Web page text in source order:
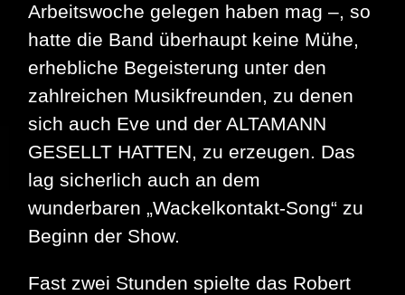
Arbeitswoche gelegen haben mag –, so
hatte die Band überhaupt keine Mühe,
erhebliche Begeisterung unter den
zahlreichen Musikfreunden, zu denen
sich auch Eve und der ALTAMANN
GESELLT HATTEN, zu erzeugen. Das
lag sicherlich auch an dem
wunderbaren „Wackelkontakt-Song“ zu
Beginn der Show.
Fast zwei Stunden spielte das Robert